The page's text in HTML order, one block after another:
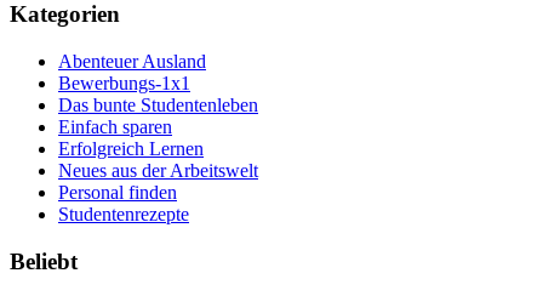
Kategorien
Abenteuer Ausland
Bewerbungs-1x1
Das bunte Studentenleben
Einfach sparen
Erfolgreich Lernen
Neues aus der Arbeitswelt
Personal finden
Studentenrezepte
Beliebt